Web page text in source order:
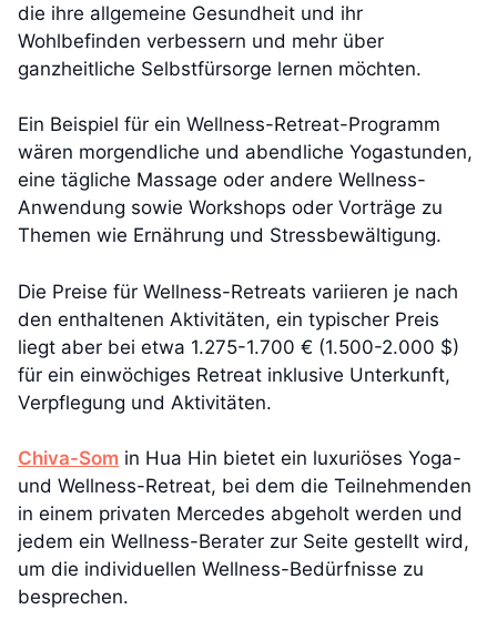
die ihre allgemeine Gesundheit und ihr
Wohlbefinden verbessern und mehr über
ganzheitliche Selbstfürsorge lernen möchten.
Ein Beispiel für ein Wellness-Retreat-Programm
wären morgendliche und abendliche Yogastunden,
eine tägliche Massage oder andere Wellness-
Anwendung sowie Workshops oder Vorträge zu
Themen wie Ernährung und Stressbewältigung.
Die Preise für Wellness-Retreats variieren je nach
den enthaltenen Aktivitäten, ein typischer Preis
liegt aber bei etwa 1.275-1.700 € (1.500-2.000 $)
für ein einwöchiges Retreat inklusive Unterkunft,
Verpflegung und Aktivitäten.
Chiva-Som in Hua Hin bietet ein luxuriöses Yoga-
und Wellness-Retreat, bei dem die Teilnehmenden
in einem privaten Mercedes abgeholt werden und
jedem ein Wellness-Berater zur Seite gestellt wird,
um die individuellen Wellness-Bedürfnisse zu
besprechen.